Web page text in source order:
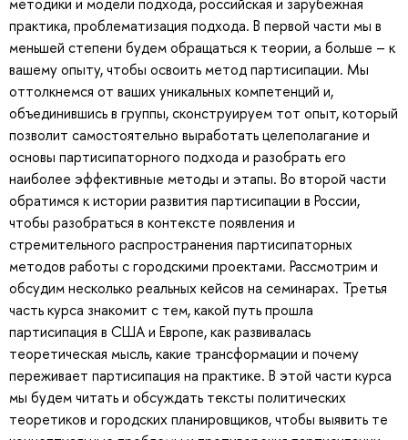
практика, проблематизация подхода. В первой части мы в
меньшей степени будем обращаться к теории, а больше – к
вашему опыту, чтобы освоить метод партисипации. Мы
оттолкнемся от ваших уникальных компетенций и,
объединившись в группы, сконструируем тот опыт, который
позволит самостоятельно выработать целеполагание и
основы партисипаторного подхода и разобрать его
наиболее эффективные методы и этапы. Во второй части
обратимся к истории развития партисипации в России,
чтобы разобраться в контексте появления и
стремительного распространения партисипаторных
методов работы с городскими проектами. Рассмотрим и
обсудим несколько реальных кейсов на семинарах. Третья
часть курса знакомит с тем, какой путь прошла
партисипация в США и Европе, как развивалась
теоретическая мысль, какие трансформации и почему
переживает партисипация на практике. В этой части курса
мы будем читать и обсуждать тексты политических
теоретиков и городских планировщиков, чтобы выявить те